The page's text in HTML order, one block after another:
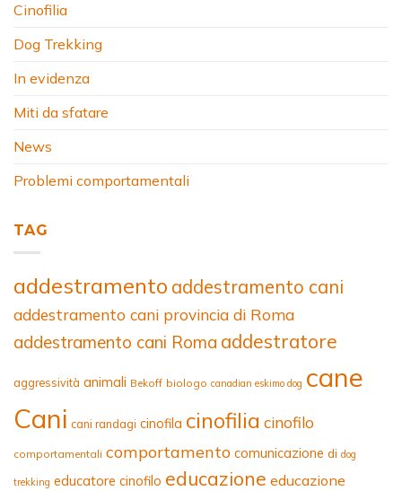
Cinofilia
Dog Trekking
In evidenza
Miti da sfatare
News
Problemi comportamentali
TAG
addestramento addestramento cani
addestramento cani provincia di Roma
addestramento cani Roma addestratore
aggressività animali Bekoff biologo canadian eskimo dog cane
Cani cani randagi cinofila cinofilia cinofilo
comportamentali comportamento comunicazione di dog
trekking educatore cinofilo educazione educazione